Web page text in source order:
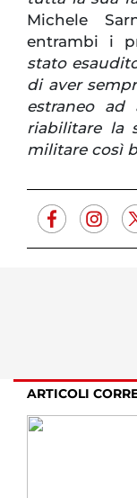
Michele
entrambi i
stato
di aver
estraneo
riabilitare la
militare così
ARTICOLI